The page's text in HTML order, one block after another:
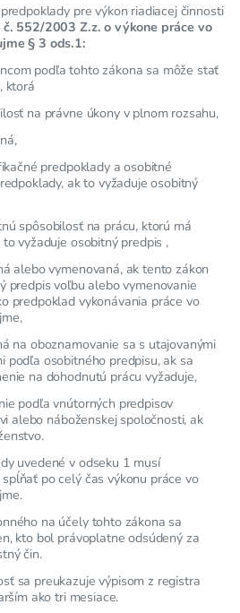
pre výkon riadiacej činnosti
č. 552/2003 Z.z. o výkone práce vo
§ 3 ods.1:
podľa tohto zákona sa môže stať
ktorá
na právne úkony v plnom rozsahu,
predpoklady a osobitné
ak to vyžaduje osobitný
spôsobilosť na prácu, ktorú má
vyžaduje osobitný predpis ,
alebo vymenovaná, ak tento zákon
predpis voľbu alebo vymenovanie
predpoklad vykonávania práce vo
na oboznamovanie sa s utajovanými
podľa osobitného predpisu, ak sa
na dohodnutú prácu vyžaduje,
podľa vnútorných predpisov
alebo náboženskej spoločnosti, ak
uvedené v odseku 1 musí
po celý čas výkonu práce vo
na účely tohto zákona sa
kto bol právoplatne odsúdený za
čin.
sa preukazuje výpisom z registra
ako tri mesiace.